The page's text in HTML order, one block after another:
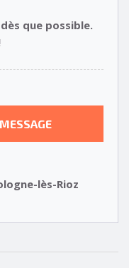
que possible.
lès-Rioz